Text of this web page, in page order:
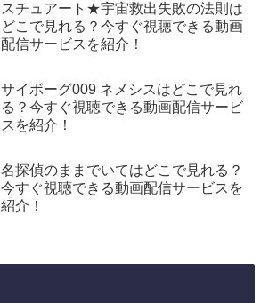
スチュアート★宇宙救出失敗の法則は
どこで見れる？今すぐ視聴できる動画
配信サービスを紹介！
サイボーグ009 ネメシスはどこで見れ
る？今すぐ視聴できる動画配信サービ
スを紹介！
名探偵のままでいてはどこで見れる？
今すぐ視聴できる動画配信サービスを
紹介！